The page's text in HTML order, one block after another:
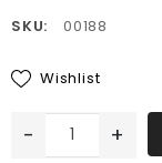
SKU:
00188
Wishlist
- +